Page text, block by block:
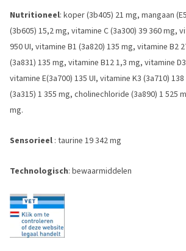
Nutritioneel: koper (3b405) 21 mg, mangaan
(3b605) 15,2 mg, vitamine C (3a300) 39 360 mg,
950 UI, vitamine B1 (3a820) 135 mg, vitamine B2
(3a831) 135 mg, vitamine B12 1,3 mg, vitamine
vitamine E(3a700) 135 UI, vitamine K3 (3a710)
(3a315) 1 355 mg, cholinechloride (3a890) 1 525
mg.
Sensorieel : taurine 19 342 mg
Technologisch: bewaarmiddelen